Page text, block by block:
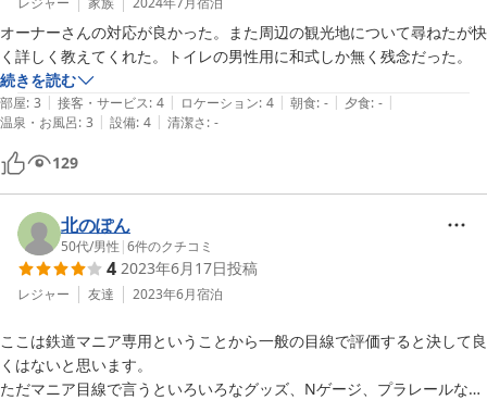
オーナーさんの対応が良かった。また周辺の観光地について尋ねたが快
く詳しく教えてくれた。トイレの男性用に和式しか無く残念だった。
続きを読む
部屋: 3 | 接客・サービス: 4 | ロケーション: 4 | 朝食: - | 夕食: - |
温泉・お風呂: 3 | 設備: 4 | 清潔さ: -
129
北のぽん
50代/男性 |6件のクチコミ
4 2023年6月17日投稿
レジャー 友達 2023年6月宿泊
ここは鉄道マニア専用ということから一般の目線で評価すると決して良
くはないと思います。
ただマニア目線で言うといろいろなグッズ、Nゲージ、プラレールなど